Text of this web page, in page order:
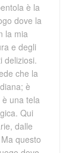
è la
dove la
la mia
e degli
deliziosi.
che la
è
una tela
Qui
dalle
questo